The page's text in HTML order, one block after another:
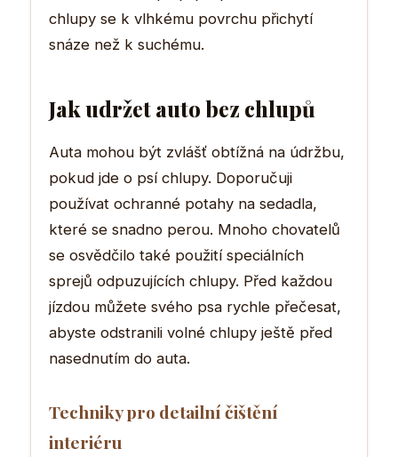
chlupy se k vlhkému povrchu přichytí
snáze než k suchému.
Jak udržet auto bez chlupů
Auta mohou být zvlášť obtížná na údržbu,
pokud jde o psí chlupy. Doporučuji
používat ochranné potahy na sedadla,
které se snadno perou. Mnoho chovatelů
se osvědčilo také použití speciálních
sprejů odpuzujících chlupy. Před každou
jízdou můžete svého psa rychle přečesat,
abyste odstranili volné chlupy ještě před
nasednutím do auta.
Techniky pro detailní čištění
interiéru